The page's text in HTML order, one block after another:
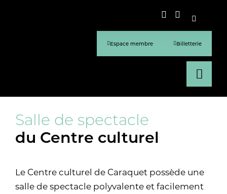
Espace membre Billetterie
Salle de spectacle
du Centre culturel
Le Centre culturel de Caraquet possède une
salle de spectacle polyvalente et facilement